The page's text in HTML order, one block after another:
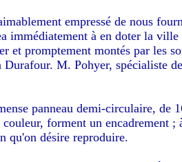
empressé de nous
à en doter la
et promptement montés par les
M. Pohyer, spécialiste
panneau demi-circulaire, de
forment un encadrement
qu'on désire reproduire.